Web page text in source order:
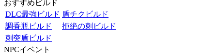
おすすめビルド
DLC最強ビルド 盾チクビルド
調香瓶ビルド
拒絶の刺ビルド
刺突盾ビルド
NPCイベント